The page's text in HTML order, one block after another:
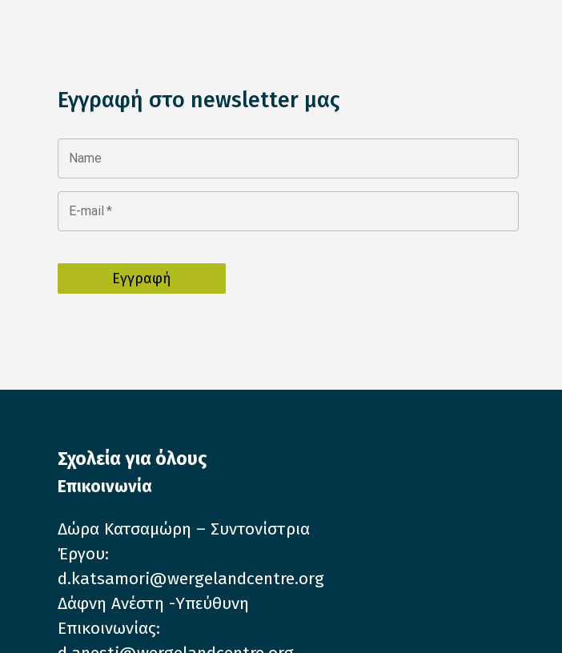
Εγγραφή στο newsletter μας
Name
E-mail *
Σχολεία για όλους
Επικοινωνία
Δώρα Κατσαμώρη – Συντονίστρια
Έργου:
d.katsamori@wergelandcentre.org
Δάφνη Ανέστη -Υπεύθυνη
Επικοινωνίας: